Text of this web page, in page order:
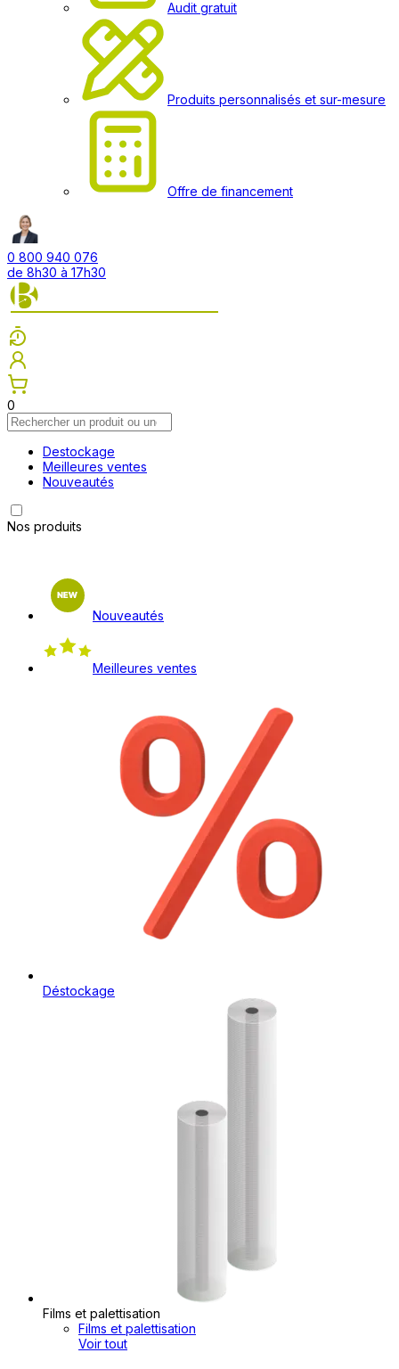
Audit gratuit
Produits personnalisés et sur-mesure
Offre de financement
0 800 940 076
de 8h30 à 17h30
0
Destockage
Meilleures ventes
Nouveautés
Nos produits
Nouveautés
Meilleures ventes
Déstockage
Films et palettisation
Films et palettisation
Voir tout